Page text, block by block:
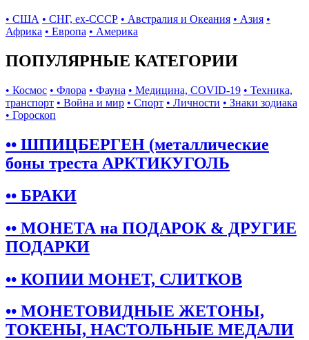
• США • СНГ, ex-СССР • Австралия и Океания • Азия •
Африка • Европа • Америка
ПОПУЛЯРНЫЕ КАТЕГОРИИ
• Космос • Флора • Фауна • Медицина, COVID-19 • Техника,
транспорт • Война и мир • Спорт • Личности • Знаки зодиака
• Гороскоп
•• ШПИЦБЕРГЕН (металлические
боны треста АРКТИКУГОЛЬ
•• БРАКИ
•• МОНЕТА на ПОДАРОК & ДРУГИЕ
ПОДАРКИ
•• КОПИИ МОНЕТ, СЛИТКОВ
•• МОНЕТОВИДНЫЕ ЖЕТОНЫ,
ТОКЕНЫ, НАСТОЛЬНЫЕ МЕДАЛИ